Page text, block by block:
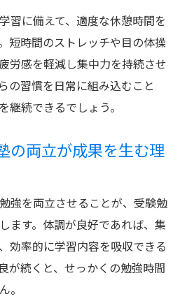
立つ学習塾生向けの食生活提
が知りたい食事での健康管理
験生に不可欠な睡眠管理術
意識したい良質な休息の取り
勉強効率化のための睡眠習慣
を支える健康習慣とは
につく受験成功の健康習慣
習に備えて、適度な休憩時間を
短時間のストレッチや目の体操
労感を軽減し集中力を持続させ
の習慣を日常に組み込むこと
継続できるでしょう。
の両立が成果を生む理
強を両立させることが、受験勉
ます。体調が良好であれば、集
効率的に学習内容を吸収できる
が続くと、せっかくの勉強時間
。